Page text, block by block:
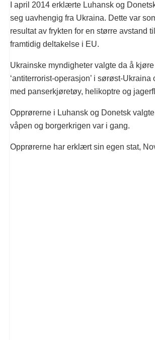
I april 2014 erklærte Luhansk og
seg uavhengig fra Ukraina. Dette var
resultat av frykten for en større avstand
framtidig deltakelse i EU.
Ukrainske myndigheter valgte da å
‘antiterrorist-operasjon’ i sørøst-Ukraina
med panserkjøretøy, helikoptre og
Opprørerne i Luhansk og Donetsk valgte
våpen og borgerkrigen var i gang.
Opprørerne har erklært sin egen stat,